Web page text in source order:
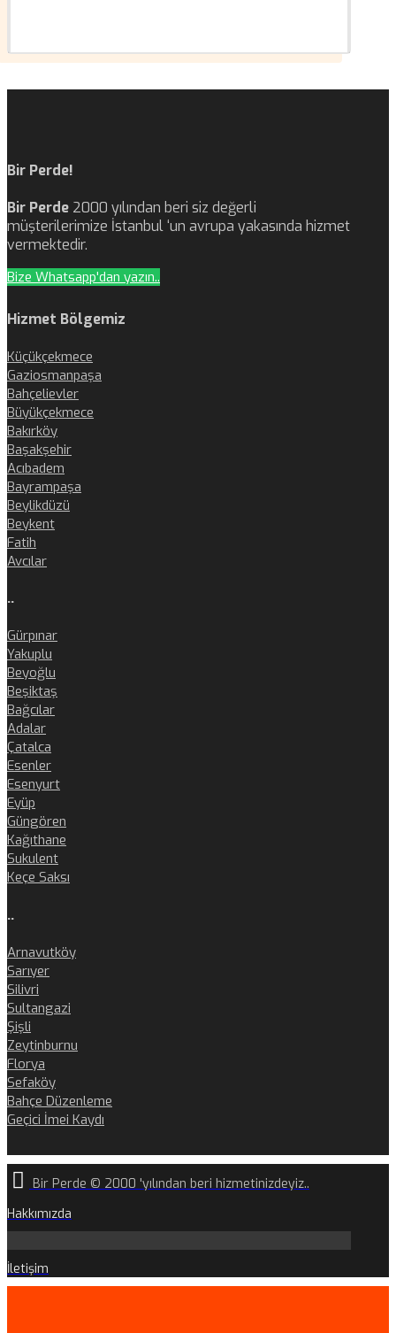
Bir Perde!
Bir Perde 2000 yılından beri siz değerli
müşterilerimize İstanbul ‘un avrupa yakasında hizmet
vermektedir.
Bize Whatsapp'dan yazın..
Hizmet Bölgemiz
Küçükçekmece
Gaziosmanpaşa
Bahçelievler
Büyükçekmece
Bakırköy
Başakşehir
Acıbadem
Bayrampaşa
Beylikdüzü
Beykent
Fatih
Avcılar
..
Gürpınar
Yakuplu
Beyoğlu
Beşiktaş
Bağcılar
Adalar
Çatalca
Esenler
Esenyurt
Eyüp
Güngören
Kağıthane
Sukulent
Keçe Saksı
..
Arnavutköy
Sarıyer
Silivri
Sultangazi
Şişli
Zeytinburnu
Florya
Sefaköy
Bahçe Düzenleme
Geçici İmei Kaydı
Bir Perde © 2000 'yılından beri hizmetinizdeyiz..
Hakkımızda
İletişim